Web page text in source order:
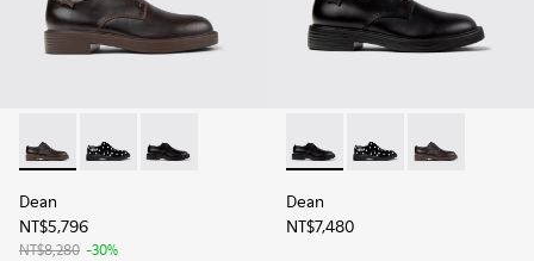
Dean - K100979-002 - 男士棕色皮鞋
Dean - K100979-014
Dean - K100979-001 - 男士黑色皮鞋
Dean
NT$5,796
NT$8,280 -30%
Dean - K100979-001 - 男士
Dean - K100979-014
Dean -
Dean
NT$7,480